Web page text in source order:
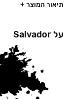
תיאור המוצר +
על Salvador